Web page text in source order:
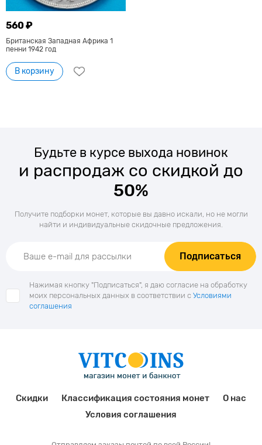
560 ₽
Британская Западная Африка 1
пенни 1942 год
В корзину
Будьте в курсе выхода новинок
и распродаж со скидкой до
50%
Получите подборки монет, которые вы давно искали, но не могли
найти и индивидуальные скидочные предложения.
Подписаться
Нажимая кнопку "Подписаться", я даю согласие на обработку
моих персональных данных в соответствии с Условиями
соглашения
Скидки Классификация состояния монет
О нас
Условия соглашения